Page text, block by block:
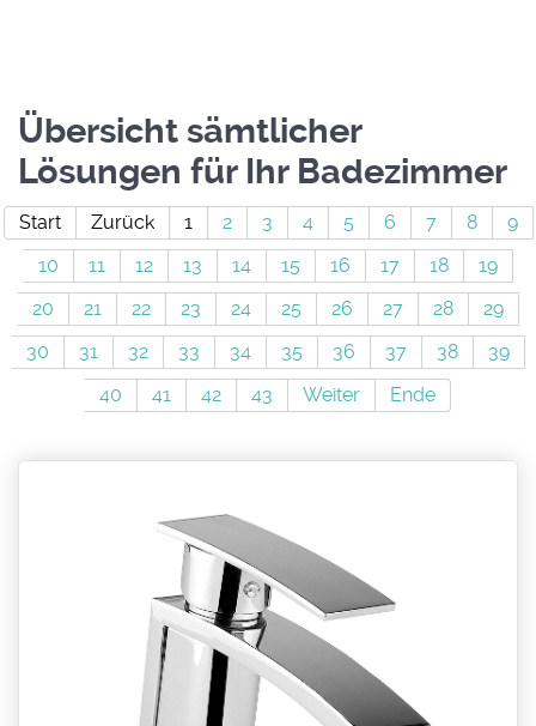
Übersicht sämtlicher
Lösungen für Ihr Badezimmer
Start Zurück 1 2 3 4 5 6 7 8
9
10
11 12 13 14 15 16 17 18
19
20
21 22 23 24 25 26 27 28
29
30
31 32 33 34 35 36 37 38
39
40
41 42 43 Weiter Ende